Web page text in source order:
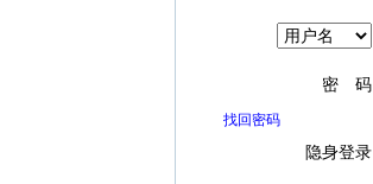
密 码
找回密码
隐身登录